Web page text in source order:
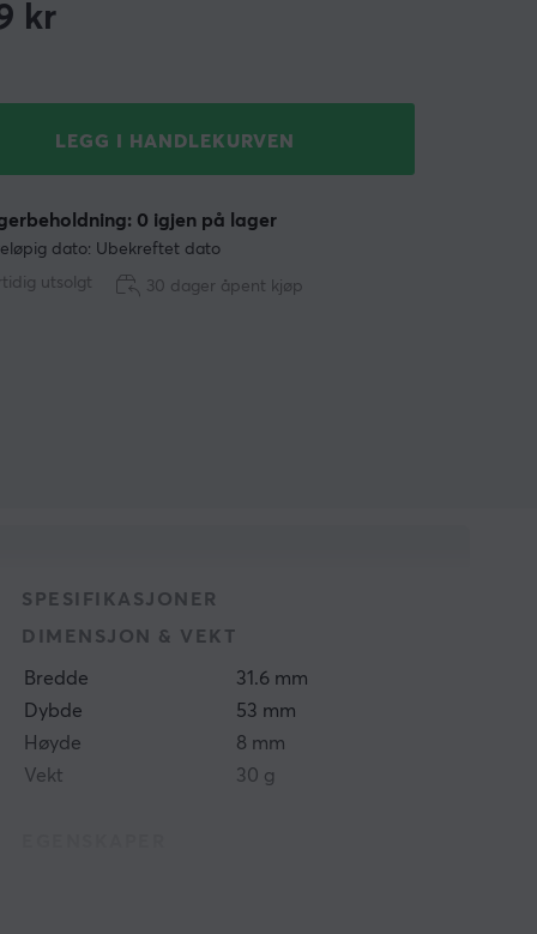
kr
LEGG I HANDLEKURVEN
dato: Ubekreftet dato
utsolgt
0 igjen på lager
30 dager åpent kjøp
SPESIFIKASJONER
DIMENSJON & VEKT
Bredde
31.6 mm
Dybde
53 mm
Høyde
8 mm
Vekt
30 g